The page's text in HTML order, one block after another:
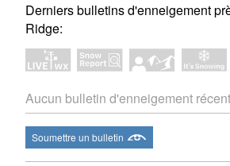
Derniers bulletins d'enneigement
Ridge:
Aucun bulletin d'enneigement récent
Soumettre un bulletin